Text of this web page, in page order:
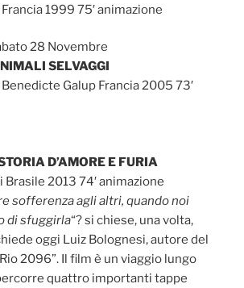
1999 75′ animazione
28 Novembre
SELVAGGI
Galup Francia 2005 73′
D’AMORE E FURIA
2013 74′ animazione
sofferenza agli altri, quando noi
di sfuggirla“? si chiese, una volta,
oggi Luiz Bolognesi, autore del
2096”. Il film è un viaggio lungo
quattro importanti tappe